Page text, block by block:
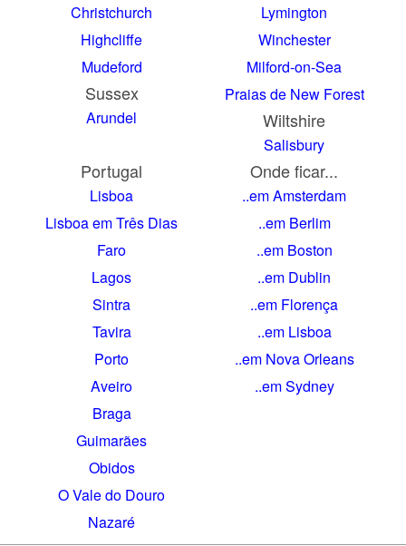
Christchurch
Highcliffe
Mudeford
Sussex
Arundel
Lymington
Winchester
Milford-on-Sea
Praias de New Forest
Wiltshire
Salisbury
Portugal
Lisboa
Lisboa em Três Dias
Faro
Lagos
Sintra
Tavira
Porto
Aveiro
Braga
Guimarães
Obidos
O Vale do Douro
Nazaré
Onde ficar...
..em Amsterdam
..em Berlim
..em Boston
..em Dublin
..em Florença
..em Lisboa
..em Nova Orleans
..em Sydney